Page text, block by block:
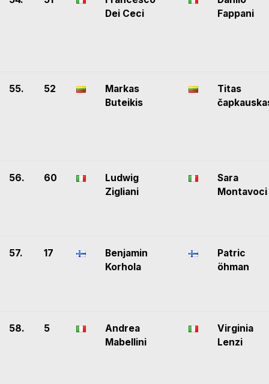
Dei Ceci
Fappani
55. 52
Markas
Buteikis
Titas
56. 60
Ludwig
Zigliani
Sara
Montavoci
57. 17
Benjamin
Korhola
Patric
öhman
58. 5
Andrea
Mabellini
Virginia
Lenzi